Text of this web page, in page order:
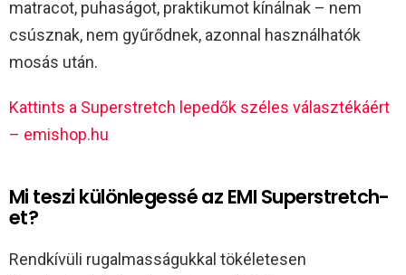
matracot, puhaságot, praktikumot kínálnak – nem
csúsznak, nem gyűrődnek, azonnal használhatók
mosás után.
Kattints a Superstretch lepedők széles választékáért
– emishop.hu
Mi teszi különlegessé az EMI Superstretch-
et?
Rendkívüli rugalmasságukkal tökéletesen